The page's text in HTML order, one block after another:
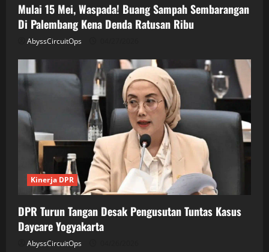
Mulai 15 Mei, Waspada! Buang Sampah Sembarangan
Di Palembang Kena Denda Ratusan Ribu
AbyssCircuitOps
Kinerja DPR
DPR Turun Tangan Desak Pengusutan Tuntas Kasus
Daycare Yogyakarta
AbyssCircuitOps